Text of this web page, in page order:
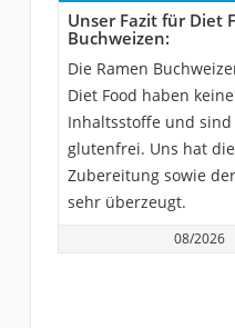
Unser Fazit für Diet
Buchweizen:
Die Ramen
Diet Food haben
Inhaltsstoffe und sind
glutenfrei. Uns hat
Zubereitung sowie
sehr überzeugt.
08/2026